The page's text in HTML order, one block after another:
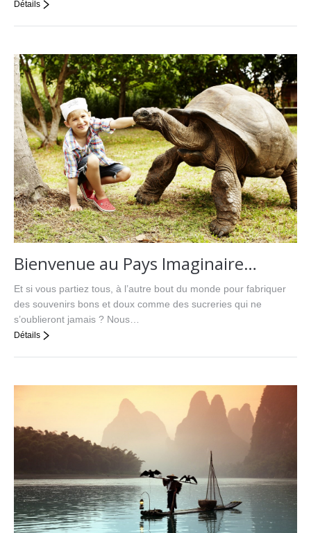
Détails
Bienvenue au Pays Imaginaire…
Et si vous partiez tous, à l’autre bout du monde pour fabriquer
des souvenirs bons et doux comme des sucreries qui ne
s’oublieront jamais ? Nous…
Détails